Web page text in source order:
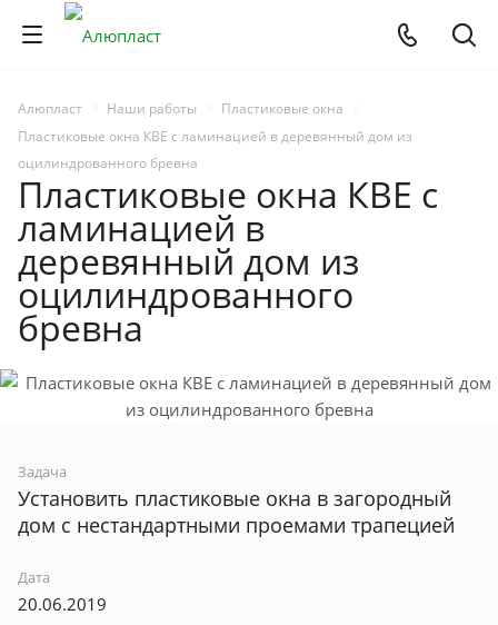
Алюпласт Наши работы
Пластиковые окна
Пластиковые окна КВЕ с ламинацией в деревянный дом из
оцилиндрованного бревна
Пластиковые окна КВЕ с
ламинацией в
деревянный дом из
оцилиндрованного
бревна
Задача
Установить пластиковые окна в загородный
дом с нестандартными проемами трапецией
Дата
20.06.2019